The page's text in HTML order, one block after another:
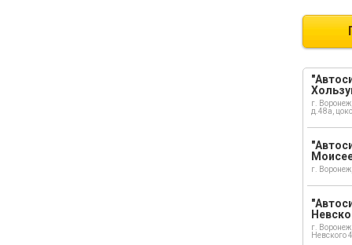
г.
д.48а,
г.
г.
Невского